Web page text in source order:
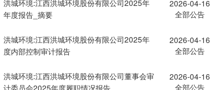
洪城环境:江西洪城环境股份有限公司2025年
年度报告_摘要
2026-04-16
全部公告
洪城环境:江西洪城环境股份有限公司2025年
度内部控制审计报告
2026-04-16
全部公告
洪城环境:江西洪城环境股份有限公司董事会审
计委员会2025年度履职情况报告
2026-04-16
全部公告